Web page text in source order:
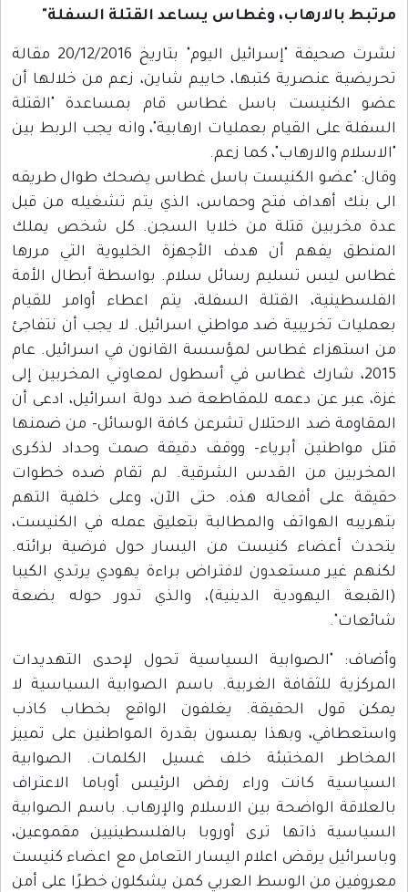
مرتبط بالارهاب، وغطاس يساعد القتلة السفلة"
نشرت صحيفة "إسرائيل اليوم" بتاريخ 20/12/2016 مقالة
تحريضية عنصرية كتبها، حاييم شاين، زعم من خلالها أن
عضو الكنيست باسل غطاس قام بمساعدة "القتلة
السفلة على القيام بعمليات ارهابية"، وانه يجب الربط بين
"الاسلام والارهاب"، كما زعم.
وقال: "عضو الكنيست باسل غطاس يضحك طوال طريقه
الى بنك أهداف فتح وحماس، الذي يتم تشغيله من قبل
عدة مخربين قتلة من خلايا السجن. كل شخص يملك
المنطق يفهم أن هدف الأجهزة الخليوية التي مررها
غطاس ليس تسليم رسائل سلام. بواسطة أبطال الأمة
الفلسطينية، القتلة السفلة، يتم اعطاء أوامر للقيام
بعمليات تخريبية ضد مواطني اسرائيل. لا يجب أن نتفاجئ
من استهزاء غطاس لمؤسسة القانون في اسرائيل. عام
2015، شارك غطاس في أسطول لمعاوني المخربين إلى
غزة، عبر عن دعمه للمقاطعة ضد دولة اسرائيل، ادعى أن
المقاومة ضد الاحتلال تشرعن كافة الوسائل- من ضمنها
قتل مواطنين أبرياء- ووقف دقيقة صمت وحداد لذكرى
المخربين من القدس الشرقية. لم تقام ضده خطوات
حقيقة على أفعاله هذه. حتى الآن، وعلى خلفية التهم
بتهريبه الهواتف والمطالبة بتعليق عمله في الكنيست،
يتحدث أعضاء كنيست من اليسار حول فرضية برائته.
لكنهم غير مستعدون لافتراض براءة يهودي يرتدي الكيبا
(القبعة اليهودية الدينية)، والذي تدور حوله بضعة
شائعات".
وأضاف: "الصوابية السياسية تحول لإحدى التهديدات
المركزية للثقافة الغربية. باسم الصوابية السياسية لا
يمكن قول الحقيقة. يغلفون الواقع بخطاب كاذب
واستعطافي، وبهذا يمسون بقدرة المواطنين على تمييز
المخاطر المختبئة خلف غسيل الكلمات. الصوابية
السياسية كانت وراء رفض الرئيس أوباما الاعتراف
بالعلاقة الواضحة بين الاسلام والإرهاب. باسم الصوابية
السياسية ذاتها ترى أوروبا بالفلسطينيين مقموعين،
وباسرائيل يرفض اعلام اليسار التعامل مع اعضاء كنيست
معروفين من الوسط العربي كمن يشكلون خطرًا على أمن